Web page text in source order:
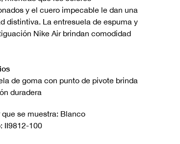
y el cuero impecable le dan una
distintiva. La entresuela de espuma y
Nike Air brindan comodidad
de goma con punto de pivote brinda
duradera
que se muestra: Blanco
II9812-100